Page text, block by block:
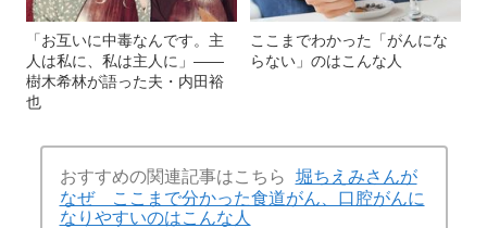
「お互いに中毒なんです。主
人は私に、私は主人に」――
樹木希林が語った夫・内田裕
也
ここまでわかった「がんにな
らない」のはこんな人
おすすめの関連記事はこちら
堀ちえみさんが
なぜ ここまで分かった食道がん、口腔がんに
なりやすいのはこんな人